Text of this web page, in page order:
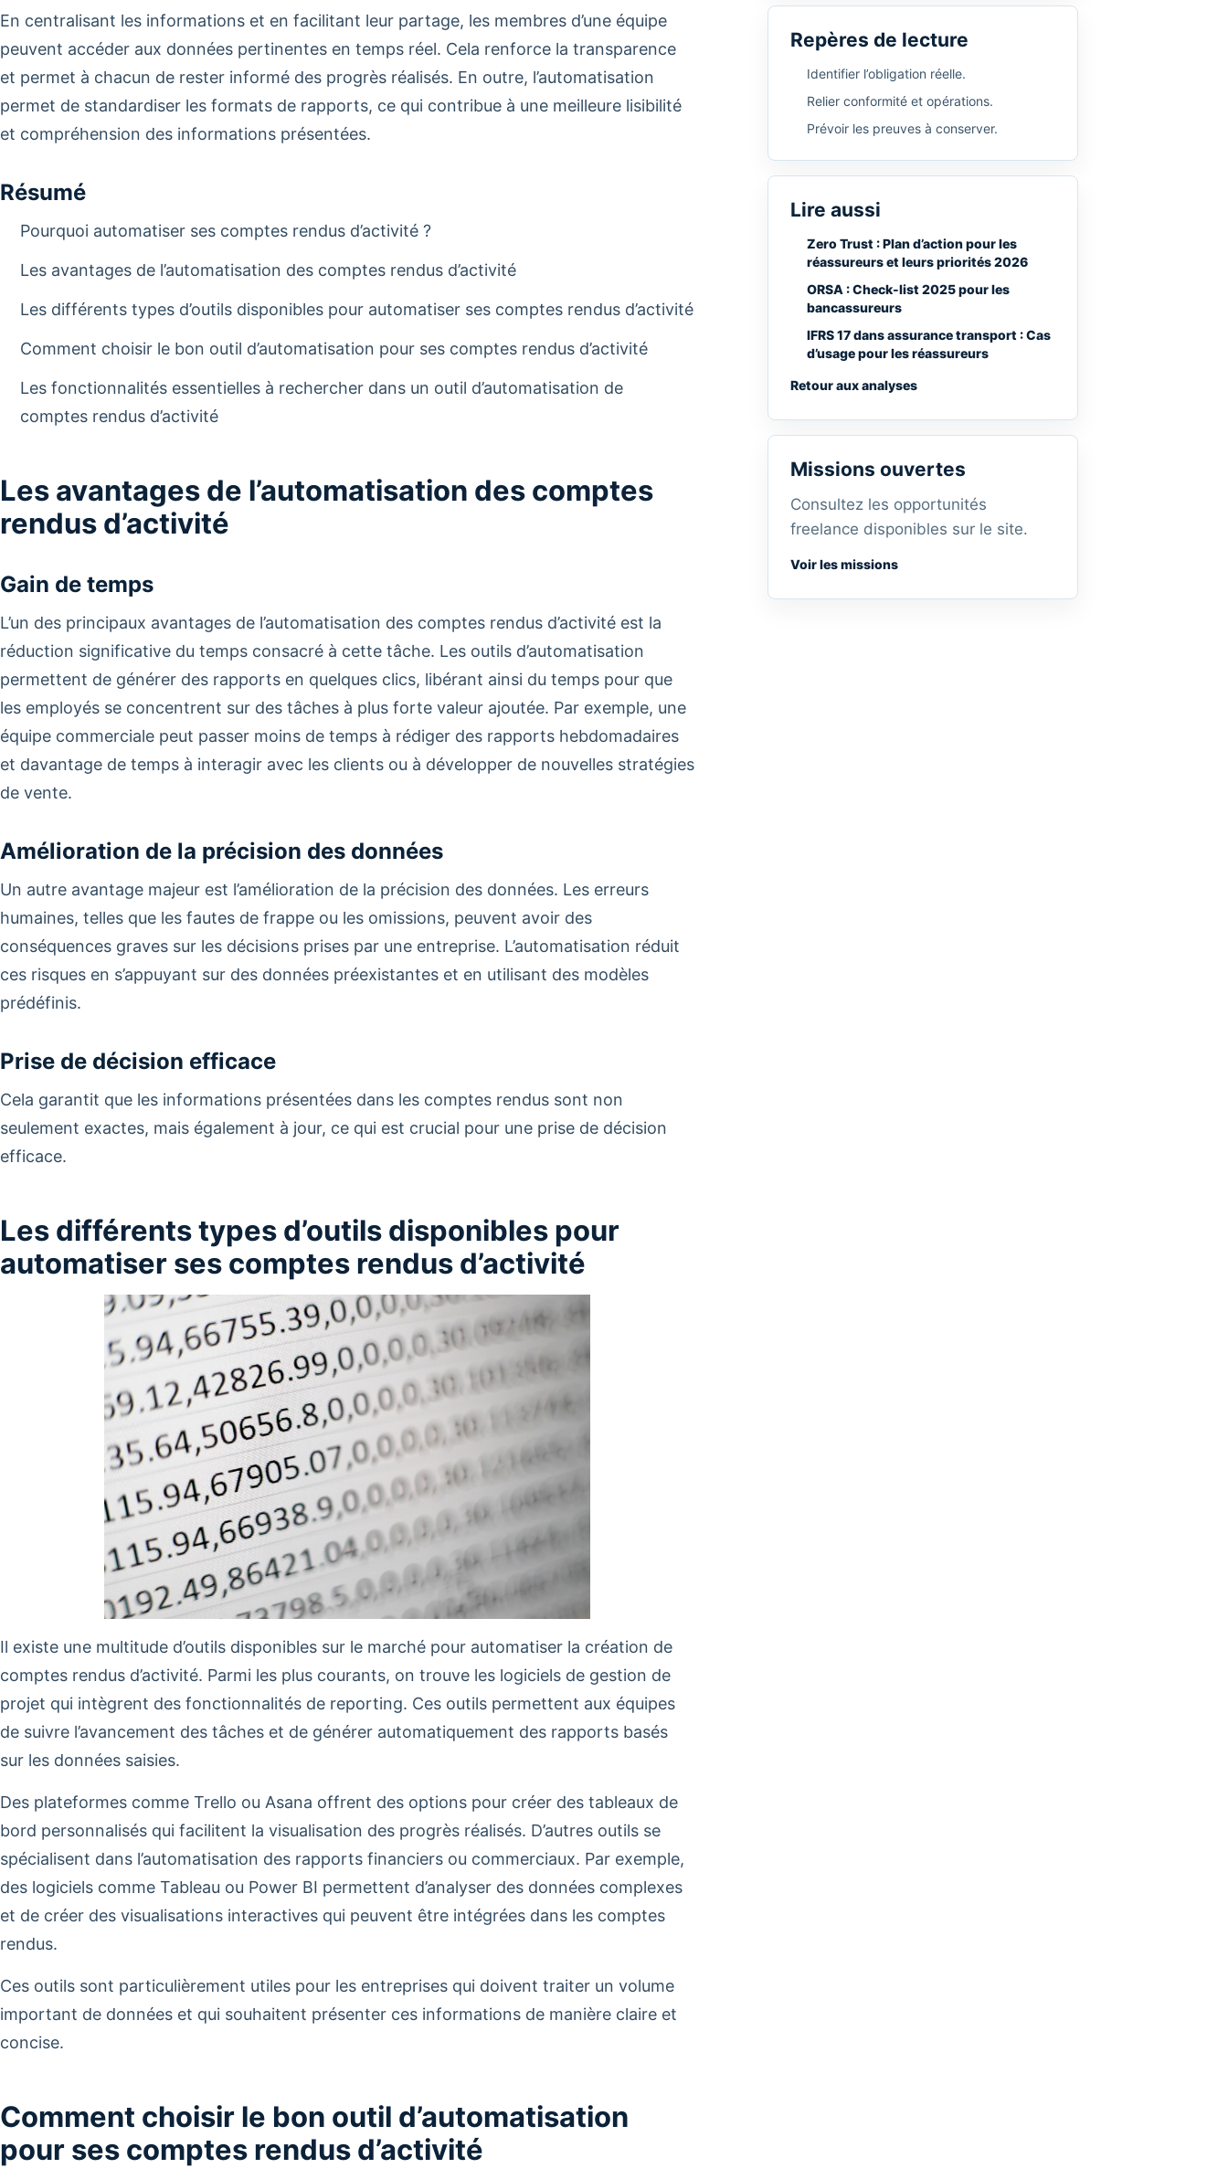
En centralisant les informations et en facilitant leur partage, les membres d’une équipe
peuvent accéder aux données pertinentes en temps réel. Cela renforce la transparence
et permet à chacun de rester informé des progrès réalisés. En outre, l’automatisation
permet de standardiser les formats de rapports, ce qui contribue à une meilleure lisibilité
et compréhension des informations présentées.
Résumé
Pourquoi automatiser ses comptes rendus d’activité ?
Les avantages de l’automatisation des comptes rendus d’activité
Les différents types d’outils disponibles pour automatiser ses comptes rendus d’activité
Comment choisir le bon outil d’automatisation pour ses comptes rendus d’activité
Les fonctionnalités essentielles à rechercher dans un outil d’automatisation de
comptes rendus d’activité
Les avantages de l’automatisation des comptes
rendus d’activité
Gain de temps
L’un des principaux avantages de l’automatisation des comptes rendus d’activité est la
réduction significative du temps consacré à cette tâche. Les outils d’automatisation
permettent de générer des rapports en quelques clics, libérant ainsi du temps pour que
les employés se concentrent sur des tâches à plus forte valeur ajoutée. Par exemple, une
équipe commerciale peut passer moins de temps à rédiger des rapports hebdomadaires
et davantage de temps à interagir avec les clients ou à développer de nouvelles stratégies
de vente.
Amélioration de la précision des données
Un autre avantage majeur est l’amélioration de la précision des données. Les erreurs
humaines, telles que les fautes de frappe ou les omissions, peuvent avoir des
conséquences graves sur les décisions prises par une entreprise. L’automatisation réduit
ces risques en s’appuyant sur des données préexistantes et en utilisant des modèles
prédéfinis.
Prise de décision efficace
Cela garantit que les informations présentées dans les comptes rendus sont non
seulement exactes, mais également à jour, ce qui est crucial pour une prise de décision
efficace.
Les différents types d’outils disponibles pour
automatiser ses comptes rendus d’activité
Il existe une multitude d’outils disponibles sur le marché pour automatiser la création de
comptes rendus d’activité. Parmi les plus courants, on trouve les logiciels de gestion de
projet qui intègrent des fonctionnalités de reporting. Ces outils permettent aux équipes
de suivre l’avancement des tâches et de générer automatiquement des rapports basés
sur les données saisies.
Des plateformes comme Trello ou Asana offrent des options pour créer des tableaux de
bord personnalisés qui facilitent la visualisation des progrès réalisés. D’autres outils se
spécialisent dans l’automatisation des rapports financiers ou commerciaux. Par exemple,
des logiciels comme Tableau ou Power BI permettent d’analyser des données complexes
et de créer des visualisations interactives qui peuvent être intégrées dans les comptes
rendus.
Ces outils sont particulièrement utiles pour les entreprises qui doivent traiter un volume
important de données et qui souhaitent présenter ces informations de manière claire et
concise.
Comment choisir le bon outil d’automatisation
pour ses comptes rendus d’activité
Repères de lecture
Identifier l’obligation réelle.
Relier conformité et opérations.
Prévoir les preuves à conserver.
Lire aussi
Zero Trust : Plan d’action pour les
réassureurs et leurs priorités 2026
ORSA : Check-list 2025 pour les
bancassureurs
IFRS 17 dans assurance transport : Cas
d’usage pour les réassureurs
Retour aux analyses
Missions ouvertes
Consultez les opportunités
freelance disponibles sur le site.
Voir les missions